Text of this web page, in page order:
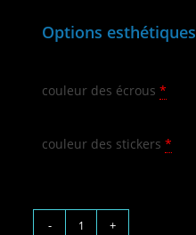
Options esthétiques
couleur des écrous *
couleur des stickers *
- +